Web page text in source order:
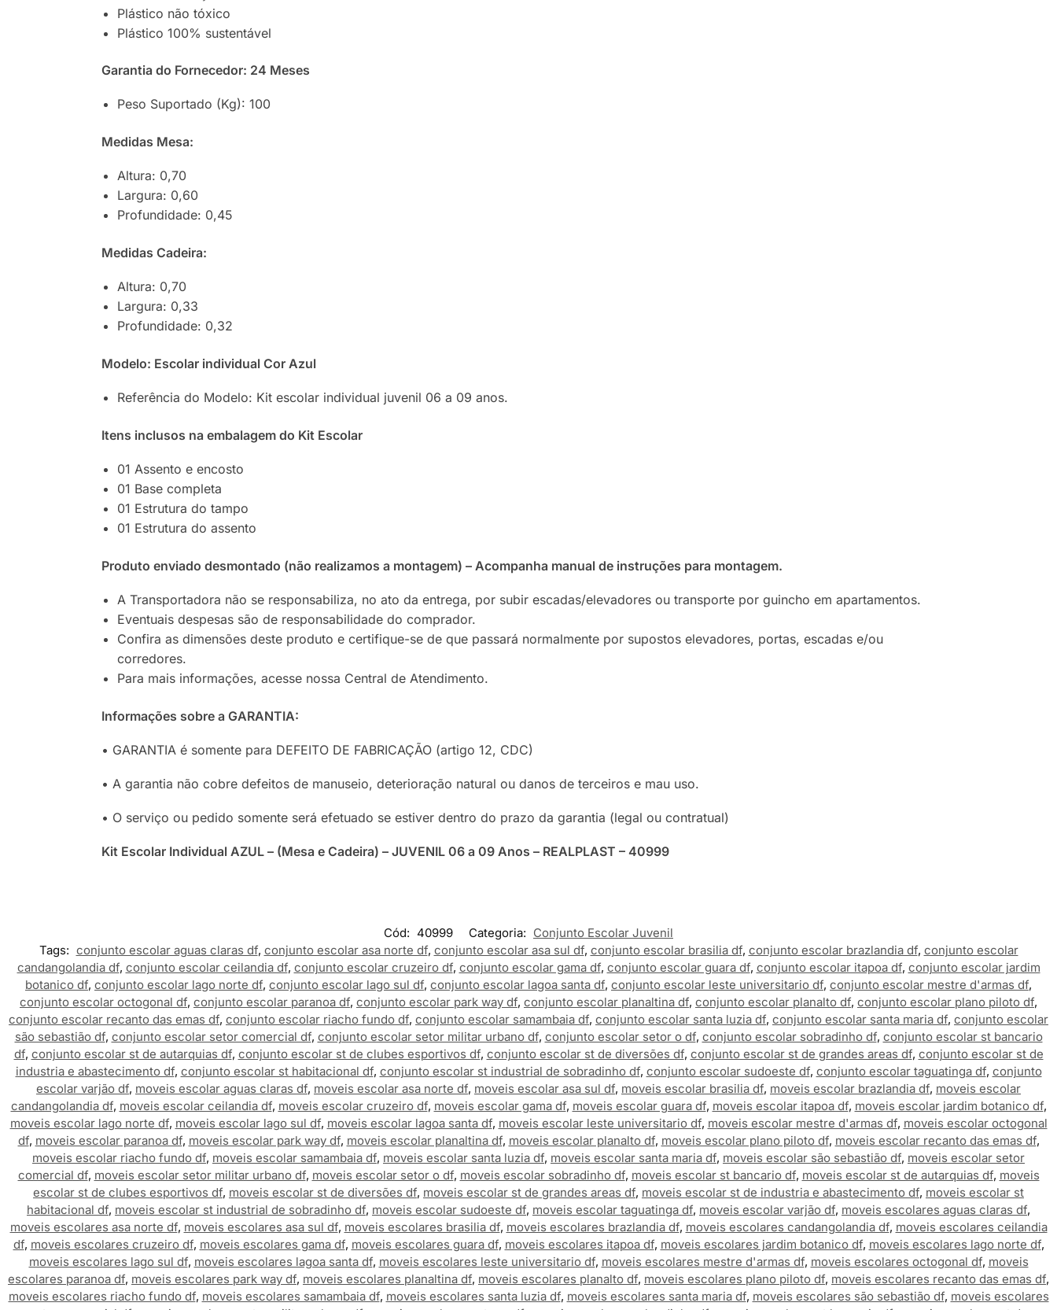
Plástico não tóxico
Plástico 100% sustentável
Garantia do Fornecedor: 24 Meses
Peso Suportado (Kg): 100
Medidas Mesa:
Altura: 0,70
Largura: 0,60
Profundidade: 0,45
Medidas Cadeira:
Altura: 0,70
Largura: 0,33
Profundidade: 0,32
Modelo: Escolar individual Cor Azul
Referência do Modelo: Kit escolar individual juvenil 06 a 09 anos.
Itens inclusos na embalagem do Kit Escolar
01 Assento e encosto
01 Base completa
01 Estrutura do tampo
01 Estrutura do assento
Produto enviado desmontado (não realizamos a montagem) – Acompanha manual de instruções para montagem.
A Transportadora não se responsabiliza, no ato da entrega, por subir escadas/elevadores ou transporte por guincho em apartamentos.
Eventuais despesas são de responsabilidade do comprador.
Confira as dimensões deste produto e certifique-se de que passará normalmente por supostos elevadores, portas, escadas e/ou
corredores.
Para mais informações, acesse nossa Central de Atendimento.
Informações sobre a GARANTIA:
• GARANTIA é somente para DEFEITO DE FABRICAÇÃO (artigo 12, CDC)
• A garantia não cobre defeitos de manuseio, deterioração natural ou danos de terceiros e mau uso.
• O serviço ou pedido somente será efetuado se estiver dentro do prazo da garantia (legal ou contratual)
Kit Escolar Individual AZUL – (Mesa e Cadeira) – JUVENIL 06 a 09 Anos – REALPLAST – 40999
Cód: 40999 Categoria: Conjunto Escolar Juvenil
Tags: conjunto escolar aguas claras df, conjunto escolar asa norte df, conjunto escolar asa sul df, conjunto escolar brasilia df, conjunto escolar brazlandia df, conjunto escolar
candangolandia df, conjunto escolar ceilandia df, conjunto escolar cruzeiro df, conjunto escolar gama df, conjunto escolar guara df, conjunto escolar itapoa df, conjunto escolar jardim
botanico df, conjunto escolar lago norte df, conjunto escolar lago sul df, conjunto escolar lagoa santa df, conjunto escolar leste universitario df, conjunto escolar mestre d'armas df,
conjunto escolar octogonal df, conjunto escolar paranoa df, conjunto escolar park way df, conjunto escolar planaltina df, conjunto escolar planalto df, conjunto escolar plano piloto df,
conjunto escolar recanto das emas df, conjunto escolar riacho fundo df, conjunto escolar samambaia df, conjunto escolar santa luzia df, conjunto escolar santa maria df, conjunto escolar
são sebastião df, conjunto escolar setor comercial df, conjunto escolar setor militar urbano df, conjunto escolar setor o df, conjunto escolar sobradinho df, conjunto escolar st bancario
df, conjunto escolar st de autarquias df, conjunto escolar st de clubes esportivos df, conjunto escolar st de diversões df, conjunto escolar st de grandes areas df, conjunto escolar st de
industria e abastecimento df, conjunto escolar st habitacional df, conjunto escolar st industrial de sobradinho df, conjunto escolar sudoeste df, conjunto escolar taguatinga df, conjunto
escolar varjão df, moveis escolar aguas claras df, moveis escolar asa norte df, moveis escolar asa sul df, moveis escolar brasilia df, moveis escolar brazlandia df, moveis escolar
candangolandia df, moveis escolar ceilandia df, moveis escolar cruzeiro df, moveis escolar gama df, moveis escolar guara df, moveis escolar itapoa df, moveis escolar jardim botanico df,
moveis escolar lago norte df, moveis escolar lago sul df, moveis escolar lagoa santa df, moveis escolar leste universitario df, moveis escolar mestre d'armas df, moveis escolar octogonal
df, moveis escolar paranoa df, moveis escolar park way df, moveis escolar planaltina df, moveis escolar planalto df, moveis escolar plano piloto df, moveis escolar recanto das emas df,
moveis escolar riacho fundo df, moveis escolar samambaia df, moveis escolar santa luzia df, moveis escolar santa maria df, moveis escolar são sebastião df, moveis escolar setor
comercial df, moveis escolar setor militar urbano df, moveis escolar setor o df, moveis escolar sobradinho df, moveis escolar st bancario df, moveis escolar st de autarquias df, moveis
escolar st de clubes esportivos df, moveis escolar st de diversões df, moveis escolar st de grandes areas df, moveis escolar st de industria e abastecimento df, moveis escolar st
habitacional df, moveis escolar st industrial de sobradinho df, moveis escolar sudoeste df, moveis escolar taguatinga df, moveis escolar varjão df, moveis escolares aguas claras df,
moveis escolares asa norte df, moveis escolares asa sul df, moveis escolares brasilia df, moveis escolares brazlandia df, moveis escolares candangolandia df, moveis escolares ceilandia
df, moveis escolares cruzeiro df, moveis escolares gama df, moveis escolares guara df, moveis escolares itapoa df, moveis escolares jardim botanico df, moveis escolares lago norte df,
moveis escolares lago sul df, moveis escolares lagoa santa df, moveis escolares leste universitario df, moveis escolares mestre d'armas df, moveis escolares octogonal df, moveis
escolares paranoa df, moveis escolares park way df, moveis escolares planaltina df, moveis escolares planalto df, moveis escolares plano piloto df, moveis escolares recanto das emas df,
moveis escolares riacho fundo df, moveis escolares samambaia df, moveis escolares santa luzia df, moveis escolares santa maria df, moveis escolares são sebastião df, moveis escolares